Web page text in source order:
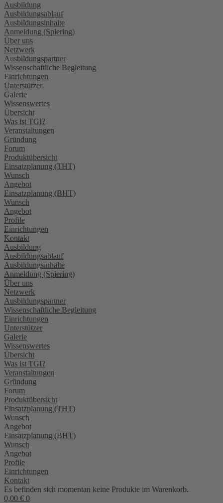
Ausbildung
Ausbildungsablauf
Ausbildungsinhalte
Anmeldung (Spiering)
Über uns
Netzwerk
Ausbildungspartner
Wissenschaftliche Begleitung
Einrichtungen
Unterstützer
Galerie
Wissenswertes
Übersicht
Was ist TGI?
Veranstaltungen
Gründung
Forum
Produktübersicht
Einsatzplanung (THT)
Wunsch
Angebot
Einsatzplanung (BHT)
Wunsch
Angebot
Profile
Einrichtungen
Kontakt
Ausbildung
Ausbildungsablauf
Ausbildungsinhalte
Anmeldung (Spiering)
Über uns
Netzwerk
Ausbildungspartner
Wissenschaftliche Begleitung
Einrichtungen
Unterstützer
Galerie
Wissenswertes
Übersicht
Was ist TGI?
Veranstaltungen
Gründung
Forum
Produktübersicht
Einsatzplanung (THT)
Wunsch
Angebot
Einsatzplanung (BHT)
Wunsch
Angebot
Profile
Einrichtungen
Kontakt
Es befinden sich momentan keine Produkte im Warenkorb.
0,00 € 0